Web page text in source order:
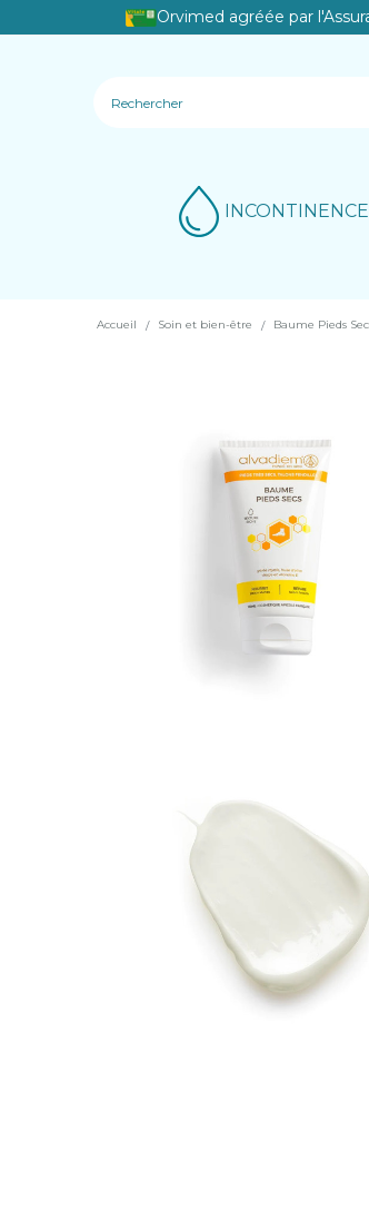
Orvimed agréée par
INCONTINENCE
Accueil Soin et bien-être Baume Pieds